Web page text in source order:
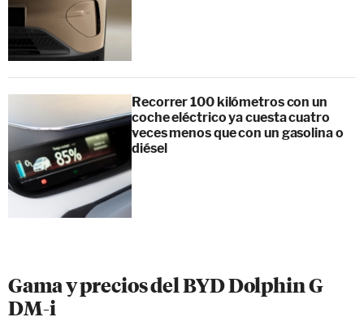
Recorrer 100 kilómetros con un
coche eléctrico ya cuesta cuatro
veces menos que con un gasolina o
diésel
Gama y precios del BYD Dolphin G
DM-i